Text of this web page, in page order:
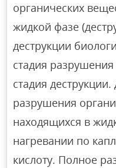
органических
жидкой фазе
деструкции
стадия
стадия
разрушения
находящихся в
нагревании по
кислоту. Полное